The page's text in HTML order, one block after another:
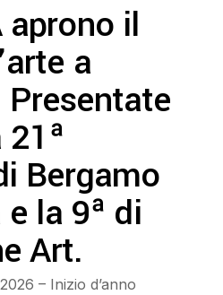
aprono il
a
Bergamo
la 9ª di
Art.
– Inizio d’anno